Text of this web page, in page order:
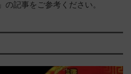
」の記事をご参考ください。